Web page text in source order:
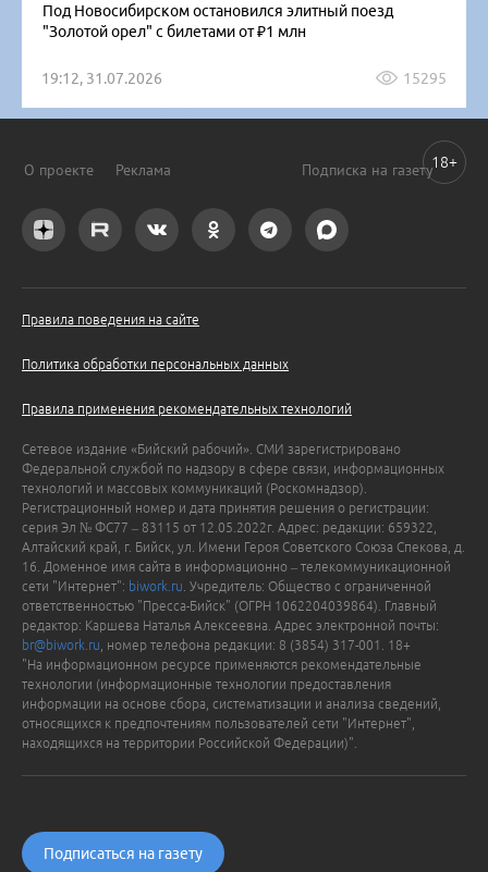
Под Новосибирском остановился элитный поезд
"Золотой орел" с билетами от ₽1 млн
19:12, 31.07.2026 15295
О проекте Реклама Подписка на газету
Правила поведения на сайте
Политика обработки персональных данных
Правила применения рекомендательных технологий
Сетевое издание «Бийский рабочий». СМИ зарегистрировано
Федеральной службой по надзору в сфере связи, информационных
технологий и массовых коммуникаций (Роскомнадзор).
Регистрационный номер и дата принятия решения о регистрации:
серия Эл № ФС77 – 83115 от 12.05.2022г. Адрес: редакции: 659322,
Алтайский край, г. Бийск, ул. Имени Героя Советского Союза Спекова, д.
16. Доменное имя сайта в информационно – телекоммуникационной
сети "Интернет": biwork.ru . Учредитель: Общество с ограниченной
ответственностью "Пресса-Бийск" (ОГРН 1062204039864). Главный
редактор: Каршева Наталья Алексеевна. Адрес электронной почты:
br@biwork.ru , номер телефона редакции: 8 (3854) 317-001. 18+
"На информационном ресурсе применяются рекомендательные
технологии (информационные технологии предоставления
информации на основе сбора, систематизации и анализа сведений,
относящихся к предпочтениям пользователей сети "Интернет",
находящихся на территории Российской Федерации)".
Подписаться на газету
18+